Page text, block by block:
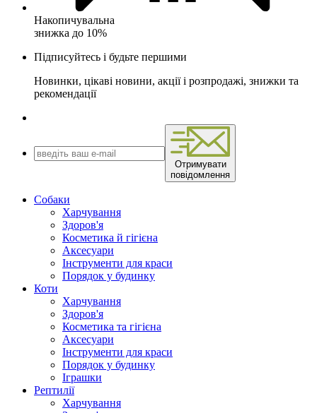
Накопичувальна
знижка до 10%
Підписуйтесь і будьте першими
Новинки, цікаві новини, акції і розпродажі, знижки та
рекомендації
Отримувати
повідомлення
Собаки
Харчування
Здоров'я
Косметика й гігієна
Аксесуари
Інструменти для краси
Порядок у будинку
Коти
Харчування
Здоров'я
Косметика та гігієна
Аксесуари
Інструменти для краси
Порядок у будинку
Іграшки
Рептилії
Харчування